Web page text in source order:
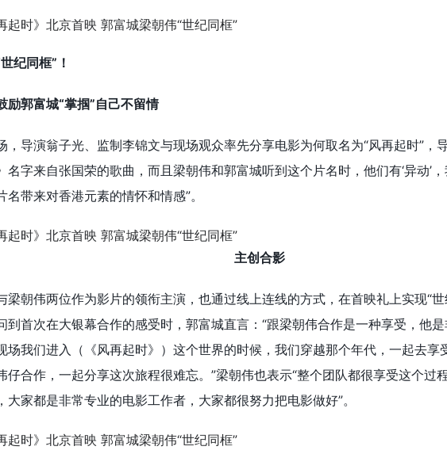
纪同框”！
励郭富城“掌掴”自己不留情
，导演翁子光、监制李锦文与现场观众率先分享电影为何取名为“风再起时”，
名字来自张国荣的歌曲，而且梁朝伟和郭富城听到这个片名时，他们有‘异动’
名带来对香港元素的情怀和情感”。
主创合影
梁朝伟两位作为影片的领衔主演，也通过线上连线的方式，在首映礼上实现“世
到首次在大银幕合作的感受时，郭富城直言：“跟梁朝伟合作是一种享受，他
场我们进入（《风再起时》）这个世界的时候，我们穿越那个年代，一起去享
仔合作，一起分享这次旅程很难忘。”梁朝伟也表示“整个团队都很享受这个过
大家都是非常专业的电影工作者，大家都很努力把电影做好”。